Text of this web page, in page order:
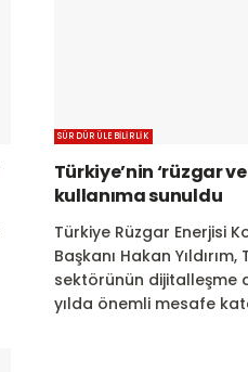
SÜRDÜRÜLEBILIRLIK
Türkiye’nin ‘rüzgar
kullanıma sunuldu
Türkiye Rüzgar Enerjisi
Başkanı Hakan
sektörünün dijitalleşme
yılda önemli mesafe